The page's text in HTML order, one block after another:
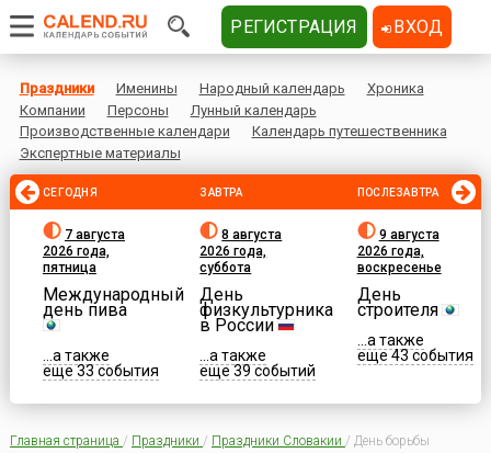
Праздники Именины Народный календарь
Хроника
Компании
Персоны
Лунный календарь
Производственные календари
Календарь путешественника
Экспертные материалы
СЕГОДНЯ
7 августа
2026 года,
пятница
Международный
день пива
...а также
еще 33 события
ЗАВТРА
8 августа
2026 года,
суббота
День
физкультурника
в России
...а также
еще 39 событий
ПОСЛЕЗАВТРА
9 августа
2026 года,
воскресенье
День
строителя
...а также
еще 43 события
Главная страница / Праздники / Праздники Словакии / День борьбы
РЕГИСТРАЦИЯ ВХОД